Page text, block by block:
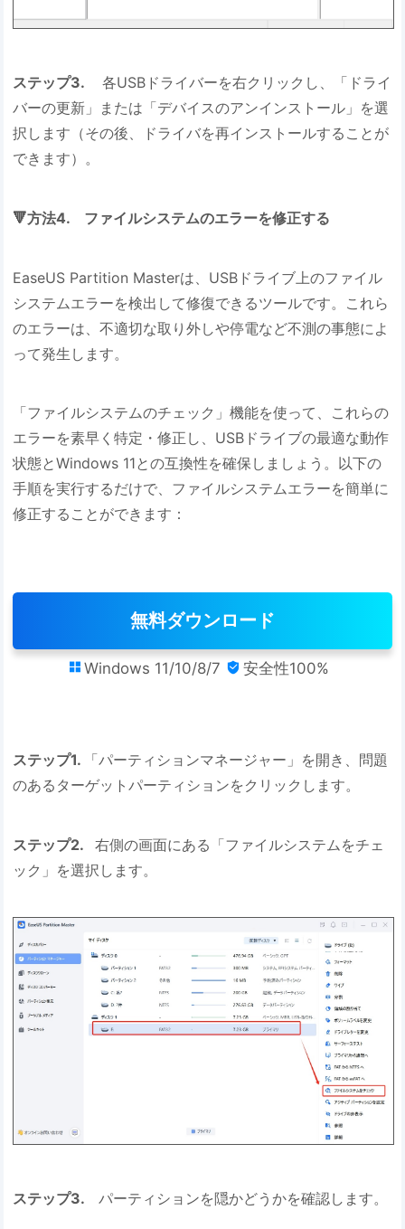
ステップ3.各USBドライバーを右クリックし、「ドライ
バーの更新」または「デバイスのアンインストール」を選
択します（その後、ドライバを再インストールすることが
できます）。
🔻方法4. ファイルシステムのエラーを修正する
EaseUS Partition Masterは、USBドライブ上のファイル
システムエラーを検出して修復できるツールです。これら
のエラーは、不適切な取り外しや停電など不測の事態によ
って発生します。
「ファイルシステムのチェック」機能を使って、これらの
エラーを素早く特定・修正し、USBドライブの最適な動作
状態とWindows 11との互換性を確保しましょう。以下の
手順を実行するだけで、ファイルシステムエラーを簡単に
修正することができます：
無料ダウンロード
 Windows 11/10/8/7  安全性100%
ステップ1.
「パーティションマネージャー」を開き、問題
のあるターゲットパーティションをクリックします。
ステップ2.右側の画面にある「ファイルシステムをチェ
ック」を選択します。
ステップ3.パーティションを隠かどうかを確認します。